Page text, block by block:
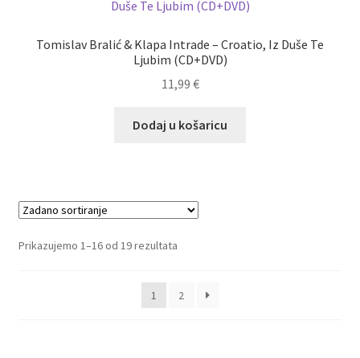
Tomislav Bralić & Klapa Intrade – Croatio, Iz Duše Te
Ljubim (CD+DVD)
11,99 €
Dodaj u košaricu
Prikazujemo 1–16 od 19 rezultata
1 2